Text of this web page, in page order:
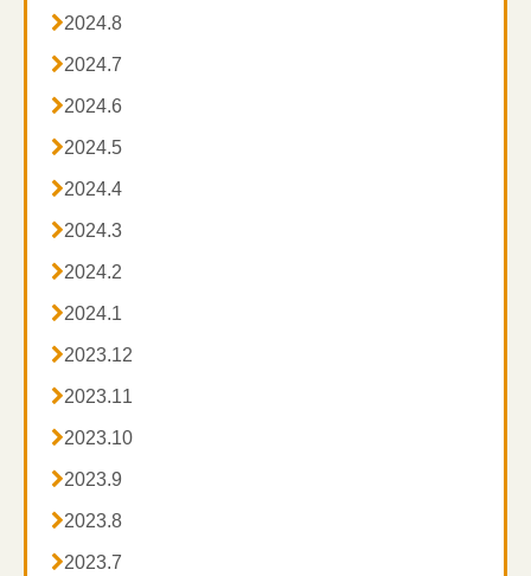
2024.8
2024.7
2024.6
2024.5
2024.4
2024.3
2024.2
2024.1
2023.12
2023.11
2023.10
2023.9
2023.8
2023.7